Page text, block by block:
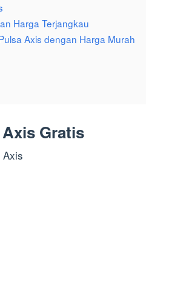
Harga Terjangkau
Axis dengan Harga Murah
Gratis
Axis